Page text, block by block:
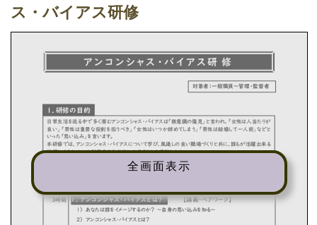
ス・バイアス研修
全画面表示